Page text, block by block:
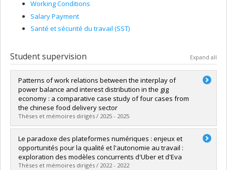
Working Conditions
Salary Payment
Santé et sécurité du travail (SST)
Student supervision Expand all
Patterns of work relations between the interplay of
power balance and interest distribution in the gig
economy : a comparative case study of four cases from
the chinese food delivery sector
Thèses et mémoires dirigés / 2025 - 2025
Graduate :Gao, Ya
Cycle :Doctoral
Grade :Ph. D.
Lien vers le document dans Papyrus
Le paradoxe des plateformes numériques : enjeux et
opportunités pour la qualité et l'autonomie au travail :
exploration des modèles concurrents d'Uber et d'Eva
Thèses et mémoires dirigés / 2022 - 2022